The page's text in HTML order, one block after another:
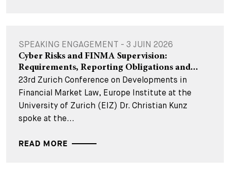
SPEAKING ENGAGEMENT - 3 JUIN 2026
Cyber Risks and FINMA Supervision:
Requirements, Reporting Obligations and...
23rd Zurich Conference on Developments in
Financial Market Law, Europe Institute at the
University of Zurich (EIZ) Dr. Christian Kunz
spoke at the...
READ MORE